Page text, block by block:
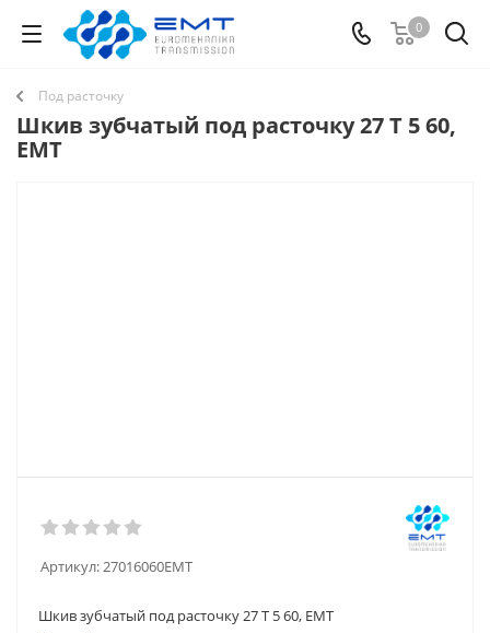
0
Под расточку
Шкив зубчатый под расточку 27 T 5 60,
EMT
Артикул:27016060EMT
Шкив зубчатый под расточку 27 T 5 60, EMT